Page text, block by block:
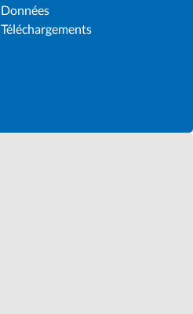
Données
Téléchargements